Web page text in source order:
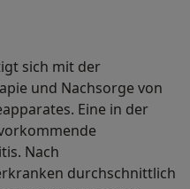
sich mit der
und Nachsorge von
Eine in der
Nach
durchschnittlich